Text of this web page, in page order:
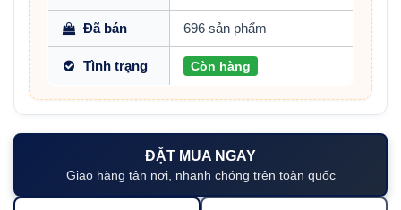
Đã bán 696 sản phẩm
Tình trạng Còn hàng
ĐẶT MUA NGAY
Giao hàng tận nơi, nhanh chóng trên toàn quốc